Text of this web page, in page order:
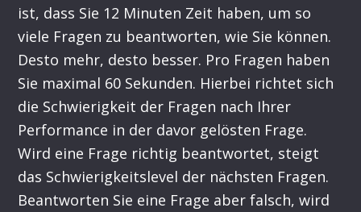
ist, dass Sie 12 Minuten Zeit haben, um so
viele Fragen zu beantworten, wie Sie können.
Desto mehr, desto besser. Pro Fragen haben
Sie maximal 60 Sekunden. Hierbei richtet sich
die Schwierigkeit der Fragen nach Ihrer
Performance in der davor gelösten Frage.
Wird eine Frage richtig beantwortet, steigt
das Schwierigkeitslevel der nächsten Fragen.
Beantworten Sie eine Frage aber falsch, wird